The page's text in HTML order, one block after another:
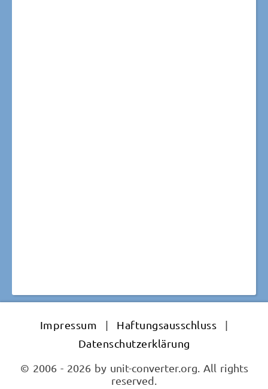
Impressum | Haftungsausschluss
|
Datenschutzerklärung
© 2006 - 2026 by unit-converter.org. All rights
reserved.